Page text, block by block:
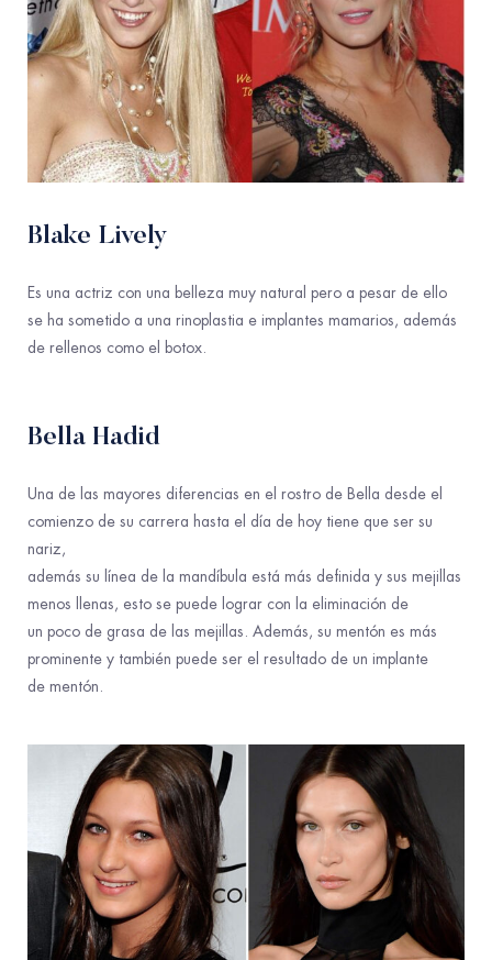
Blake Lively
Es una actriz con una belleza muy natural pero a pesar de ello
se ha sometido a una rinoplastia e implantes mamarios, además
de rellenos como el botox.
Bella Hadid
Una de las mayores diferencias en el rostro de Bella desde el
comienzo de su carrera hasta el día de hoy tiene que ser su
nariz,
además su línea de la mandíbula está más definida y sus mejillas
menos llenas, esto se puede lograr con la eliminación de
un poco de grasa de las mejillas. Además, su mentón es más
prominente y también puede ser el resultado de un implante
de mentón.